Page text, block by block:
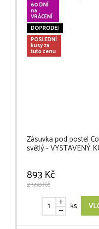
60 DNÍ
na
VRÁCENÍ
DOPRODEJ
POSLEDNÍ
kusy za
tuto cenu
Zásuvka pod postel
světlý - VYSTAVENÝ
893 Kč
2 550 Kč
ks